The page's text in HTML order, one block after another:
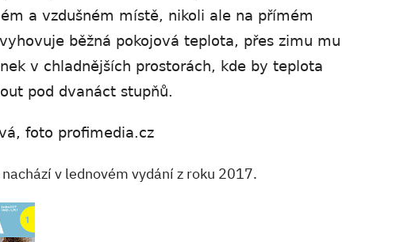
a vzdušném místě, nikoli ale na přímém
běžná pokojová teplota, přes zimu mu
v chladnějších prostorách, kde by teplota
pod dvanáct stupňů.
foto profimedia.cz
v lednovém vydání z roku 2017.